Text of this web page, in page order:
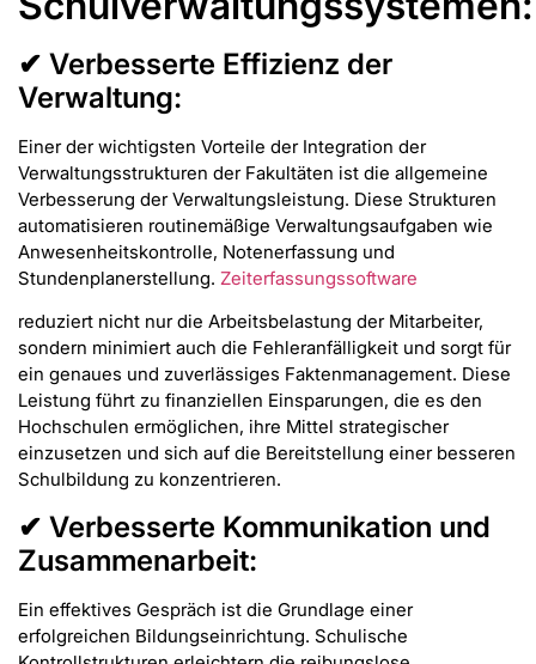
✔ Verbesserte Effizienz der
Verwaltung:
Einer der wichtigsten Vorteile der Integration der
Verwaltungsstrukturen der Fakultäten ist die allgemeine
Verbesserung der Verwaltungsleistung. Diese Strukturen
automatisieren routinemäßige Verwaltungsaufgaben wie
Anwesenheitskontrolle, Notenerfassung und
Stundenplanerstellung. Zeiterfassungssoftware
reduziert nicht nur die Arbeitsbelastung der Mitarbeiter,
sondern minimiert auch die Fehleranfälligkeit und sorgt für
ein genaues und zuverlässiges Faktenmanagement. Diese
Leistung führt zu finanziellen Einsparungen, die es den
Hochschulen ermöglichen, ihre Mittel strategischer
einzusetzen und sich auf die Bereitstellung einer besseren
Schulbildung zu konzentrieren.
✔ Verbesserte Kommunikation und
Zusammenarbeit:
Ein effektives Gespräch ist die Grundlage einer
erfolgreichen Bildungseinrichtung. Schulische